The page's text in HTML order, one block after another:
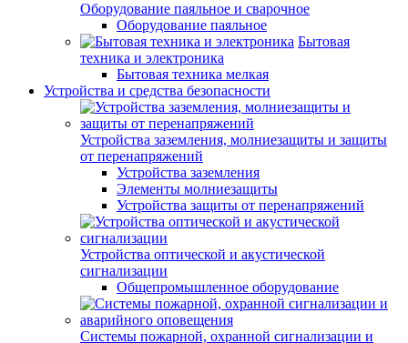
Оборудование паяльное и сварочное
Оборудование паяльное
Бытовая
техника и электроника
Бытовая техника мелкая
Устройства и средства безопасности
Устройства заземления, молниезащиты и защиты
от перенапряжений
Устройства заземления
Элементы молниезащиты
Устройства защиты от перенапряжений
Устройства оптической и акустической
сигнализации
Общепромышленное оборудование
Системы пожарной, охранной сигнализации и